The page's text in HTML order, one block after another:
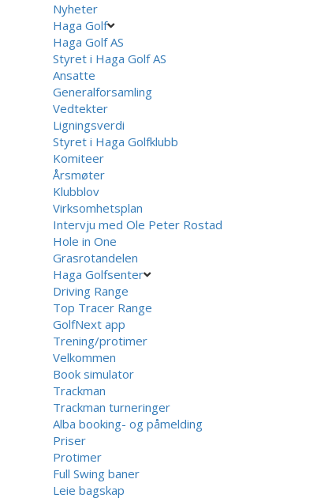
Nyheter
Haga Golf
Haga Golf AS
Styret i Haga Golf AS
Ansatte
Generalforsamling
Vedtekter
Ligningsverdi
Styret i Haga Golfklubb
Komiteer
Årsmøter
Klubblov
Virksomhetsplan
Intervju med Ole Peter Rostad
Hole in One
Grasrotandelen
Haga Golfsenter
Driving Range
Top Tracer Range
GolfNext app
Trening/protimer
Velkommen
Book simulator
Trackman
Trackman turneringer
Alba booking- og påmelding
Priser
Protimer
Full Swing baner
Leie bagskap